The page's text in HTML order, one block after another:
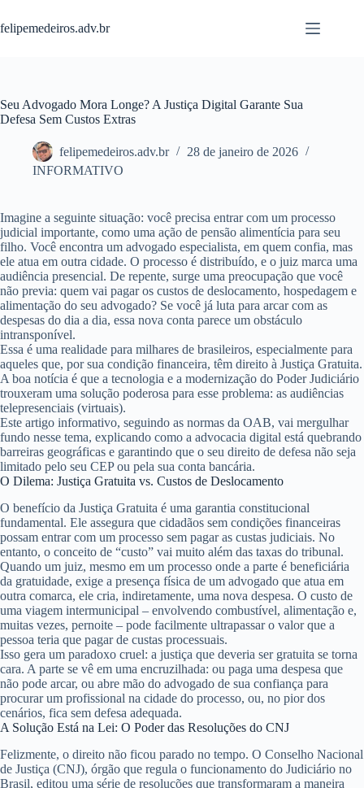
para
o
felipemedeiros.adv.br
Seu Advogado Mora Longe? A Justiça Digital Garante Sua
Defesa Sem Custos Extras
felipemedeiros.adv.br
28 de janeiro de 2026
INFORMATIVO
Imagine a seguinte situação: você precisa entrar com um processo
judicial importante, como uma ação de pensão alimentícia para seu
filho. Você encontra um advogado especialista, em quem confia, mas
ele atua em outra cidade. O processo é distribuído, e o juiz marca uma
audiência presencial. De repente, surge uma preocupação que você
não previa: quem vai pagar os custos de deslocamento, hospedagem e
alimentação do seu advogado? Se você já luta para arcar com as
despesas do dia a dia, essa nova conta parece um obstáculo
intransponível.
Essa é uma realidade para milhares de brasileiros, especialmente para
aqueles que, por sua condição financeira, têm direito à Justiça Gratuita.
A boa notícia é que a tecnologia e a modernização do Poder Judiciário
trouxeram uma solução poderosa para esse problema: as audiências
telepresenciais (virtuais).
Este artigo informativo, seguindo as normas da OAB, vai mergulhar
fundo nesse tema, explicando como a advocacia digital está quebrando
barreiras geográficas e garantindo que o seu direito de defesa não seja
limitado pelo seu CEP ou pela sua conta bancária.
O Dilema: Justiça Gratuita vs. Custos de Deslocamento
O benefício da Justiça Gratuita é uma garantia constitucional
fundamental. Ele assegura que cidadãos sem condições financeiras
possam entrar com um processo sem pagar as custas judiciais. No
entanto, o conceito de “custo” vai muito além das taxas do tribunal.
Quando um juiz, mesmo em um processo onde a parte é beneficiária
da gratuidade, exige a presença física de um advogado que atua em
outra comarca, ele cria, indiretamente, uma nova despesa. O custo de
uma viagem intermunicipal – envolvendo combustível, alimentação e,
muitas vezes, pernoite – pode facilmente ultrapassar o valor que a
pessoa teria que pagar de custas processuais.
Isso gera um paradoxo cruel: a justiça que deveria ser gratuita se torna
cara. A parte se vê em uma encruzilhada: ou paga uma despesa que
não pode arcar, ou abre mão do advogado de sua confiança para
procurar um profissional na cidade do processo, ou, no pior dos
cenários, fica sem defesa adequada.
A Solução Está na Lei: O Poder das Resoluções do CNJ
Felizmente, o direito não ficou parado no tempo. O Conselho Nacional
de Justiça (CNJ), órgão que regula o funcionamento do Judiciário no
Brasil, editou uma série de resoluções que transformaram a maneira